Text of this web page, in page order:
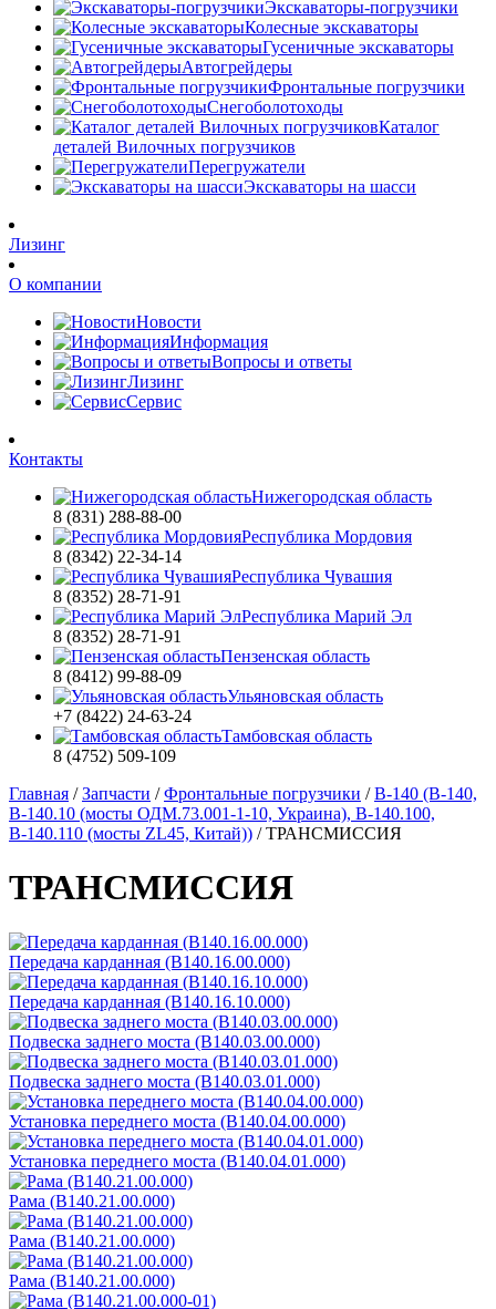
Экскаваторы-погрузчики
Колесные экскаваторы
Гусеничные экскаваторы
Автогрейдеры
Фронтальные погрузчики
Снегоболотоходы
Каталог
деталей Вилочных погрузчиков
Перегружатели
Экскаваторы на шасси
Лизинг
О компании
Новости
Информация
Вопросы и ответы
Лизинг
Сервис
Контакты
Нижегородская область
8 (831) 288-88-00
Республика Мордовия
8 (8342) 22-34-14
Республика Чувашия
8 (8352) 28-71-91
Республика Марий Эл
8 (8352) 28-71-91
Пензенская область
8 (8412) 99-88-09
Ульяновская область
+7 (8422) 24-63-24
Тамбовская область
8 (4752) 509-109
Главная /Запчасти /Фронтальные погрузчики /В-140 (В-140,
В-140.10 (мосты ОДМ.73.001-1-10, Украина), В-140.100,
В-140.110 (мосты ZL45, Китай)) /ТРАНСМИССИЯ
ТРАНСМИССИЯ
Передача карданная (В140.16.00.000)
Передача карданная (В140.16.10.000)
Подвеска заднего моста (В140.03.00.000)
Подвеска заднего моста (В140.03.01.000)
Установка переднего моста (В140.04.00.000)
Установка переднего моста (В140.04.01.000)
Рама (В140.21.00.000)
Рама (В140.21.00.000)
Рама (В140.21.00.000)